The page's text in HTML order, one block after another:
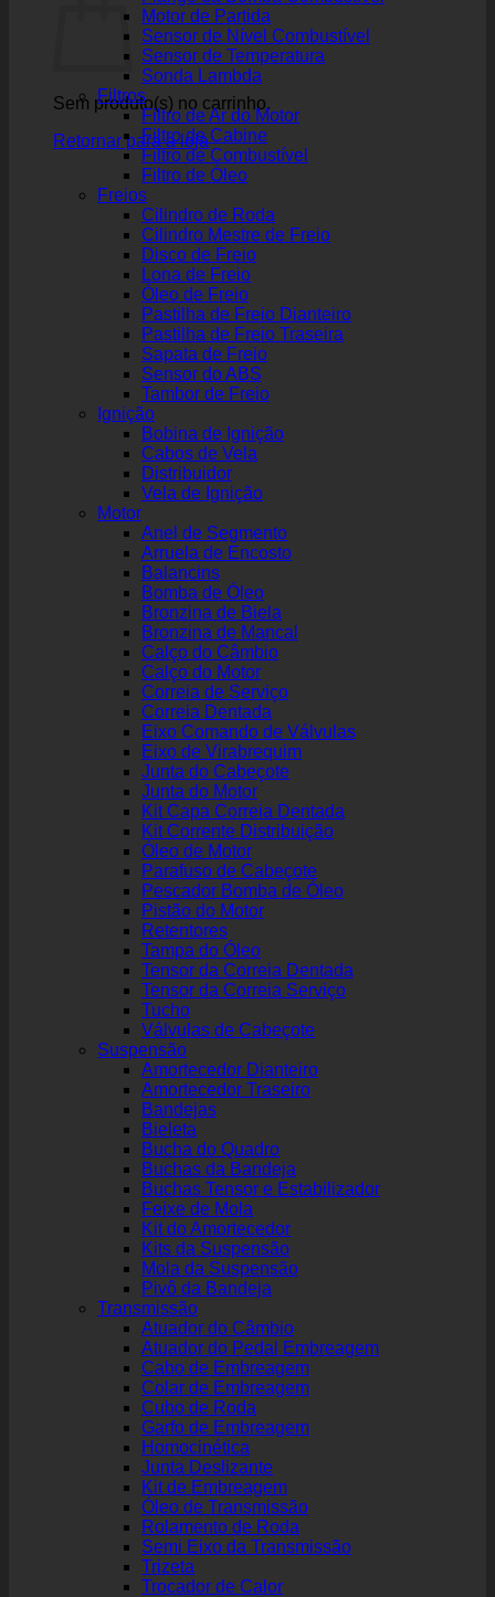
Sem produto(s) no carrinho.
Retornar para a loja
Motor de Partida
Sensor de Nível Combustível
Sensor de Temperatura
Sonda Lambda
Filtros
Filtro de Ar do Motor
Filtro de Cabine
Filtro de Combustível
Filtro de Óleo
Freios
Cilindro de Roda
Cilindro Mestre de Freio
Disco de Freio
Lona de Freio
Óleo de Freio
Pastilha de Freio Dianteiro
Pastilha de Freio Traseira
Sapata de Freio
Sensor do ABS
Tambor de Freio
Ignição
Bobina de Ignição
Cabos de Vela
Distribuidor
Vela de Ignição
Motor
Anel de Segmento
Arruela de Encosto
Balancins
Bomba de Óleo
Bronzina de Biela
Bronzina de Mancal
Calço do Câmbio
Calço do Motor
Correia de Serviço
Correia Dentada
Eixo Comando de Válvulas
Eixo de Virabrequim
Junta do Cabeçote
Junta do Motor
Kit Capa Correia Dentada
Kit Corrente Distribuição
Óleo de Motor
Parafuso de Cabeçote
Pescador Bomba de Óleo
Pistão do Motor
Retentores
Tampa do Óleo
Tensor da Correia Dentada
Tensor da Correia Serviço
Tucho
Válvulas de Cabeçote
Suspensão
Amortecedor Dianteiro
Amortecedor Traseiro
Bandejas
Bieleta
Bucha do Quadro
Buchas da Bandeja
Buchas Tensor e Estabilizador
Feixe de Mola
Kit do Amortecedor
Kits da Suspensão
Mola da Suspensão
Pivô da Bandeja
Transmissão
Atuador do Câmbio
Atuador do Pedal Embreagem
Cabo de Embreagem
Colar de Embreagem
Cubo de Roda
Garfo de Embreagem
Homocinética
Junta Deslizante
Kit de Embreagem
Óleo de Transmissão
Rolamento de Roda
Semi Eixo da Transmissão
Trizeta
Trocador de Calor